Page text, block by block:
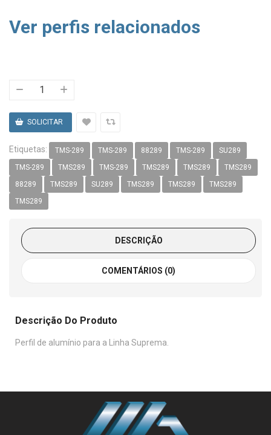
Ver perfis relacionados
Etiquetas: TMS-289 TMS-289 88289 TMS-289 SU289
TMS-289 TMS289 TMS-289 TMS289 TMS289 TMS289
88289 TMS289 SU289 TMS289 TMS289 TMS289
TMS289
DESCRIÇÃO
COMENTÁRIOS (0)
Descrição Do Produto
Perfil de alumínio para a Linha Suprema.